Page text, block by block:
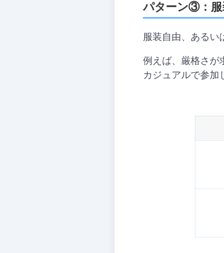
パターン③：服
服装自由、あるい
例えば、厳格さが
カジュアルで参加